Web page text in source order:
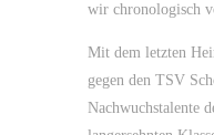
wir chronologisch
Mit dem letzten
gegen den TSV
Nachwuchstalente